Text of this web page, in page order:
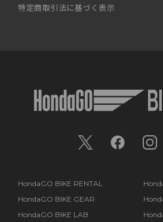
特定商取引法に基づく表示
HondaGO BIKE RENTAL
HondaGO BIKE GEAR
HondaGO BIKE LAB